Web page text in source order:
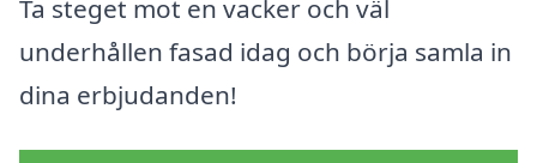
Ta steget mot en vacker och väl
underhållen fasad idag och börja samla in
dina erbjudanden!